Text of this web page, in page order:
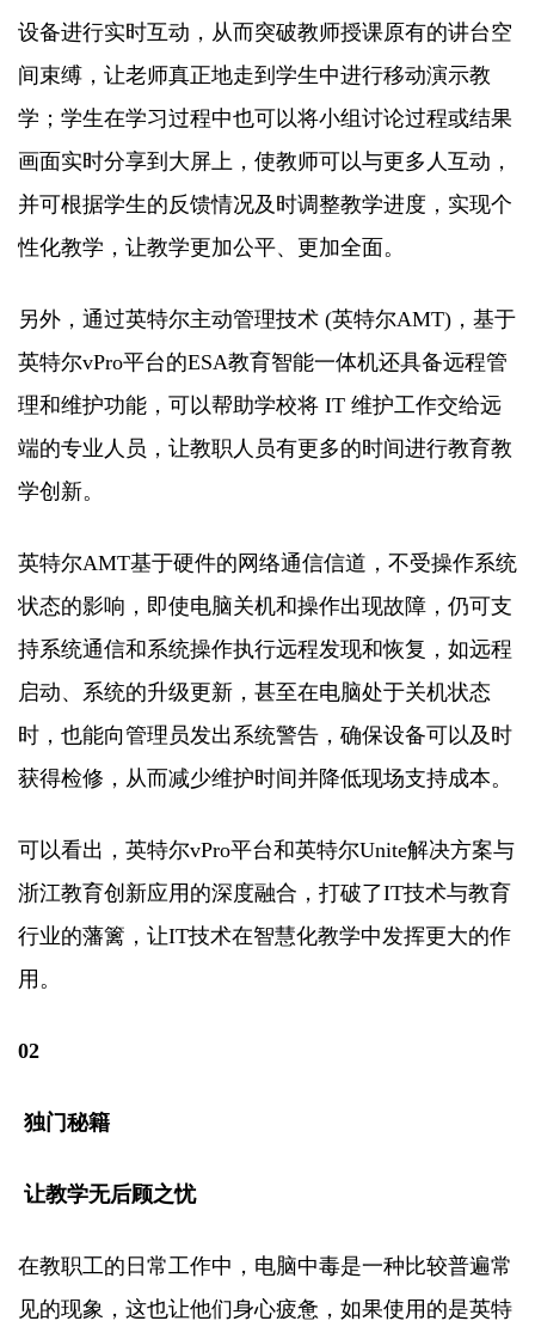
设备进行实时互动，从而突破教师授课原有的讲台空
间束缚，让老师真正地走到学生中进行移动演示教
学；学生在学习过程中也可以将小组讨论过程或结果
画面实时分享到大屏上，使教师可以与更多人互动，
并可根据学生的反馈情况及时调整教学进度，实现个
性化教学，让教学更加公平、更加全面。
另外，通过英特尔主动管理技术 (英特尔AMT)，基于
英特尔vPro平台的ESA教育智能一体机还具备远程管
理和维护功能，可以帮助学校将 IT 维护工作交给远
端的专业人员，让教职人员有更多的时间进行教育教
学创新。
英特尔AMT基于硬件的网络通信信道，不受操作系统
状态的影响，即使电脑关机和操作出现故障，仍可支
持系统通信和系统操作执行远程发现和恢复，如远程
启动、系统的升级更新，甚至在电脑处于关机状态
时，也能向管理员发出系统警告，确保设备可以及时
获得检修，从而减少维护时间并降低现场支持成本。
可以看出，英特尔vPro平台和英特尔Unite解决方案与
浙江教育创新应用的深度融合，打破了IT技术与教育
行业的藩篱，让IT技术在智慧化教学中发挥更大的作
用。
02
独门秘籍
让教学无后顾之忧
在教职工的日常工作中，电脑中毒是一种比较普遍常
见的现象，这也让他们身心疲惫，如果使用的是英特